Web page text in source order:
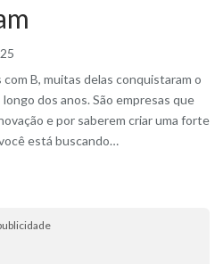
B, muitas delas conquistaram o
dos anos. São empresas que
e por saberem criar uma forte
está buscando…